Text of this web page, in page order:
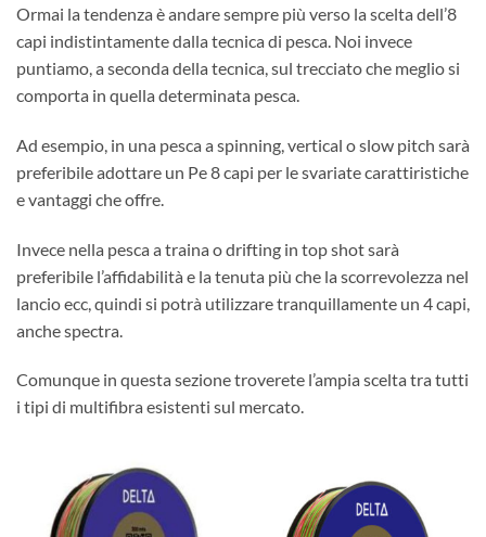
Ormai la tendenza è andare sempre più verso la scelta dell’8
capi indistintamente dalla tecnica di pesca. Noi invece
puntiamo, a seconda della tecnica, sul trecciato che meglio si
comporta in quella determinata pesca.
Ad esempio, in una pesca a spinning, vertical o slow pitch sarà
preferibile adottare un Pe 8 capi per le svariate carattiristiche
e vantaggi che offre.
Invece nella pesca a traina o drifting in top shot sarà
preferibile l’affidabilità e la tenuta più che la scorrevolezza nel
lancio ecc, quindi si potrà utilizzare tranquillamente un 4 capi,
anche spectra.
Comunque in questa sezione troverete l’ampia scelta tra tutti
i tipi di multifibra esistenti sul mercato.